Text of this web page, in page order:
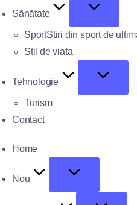
Sănătate
SportStiri din sport de
Stil de viata
Tehnologie
Turism
Contact
Home
Nou